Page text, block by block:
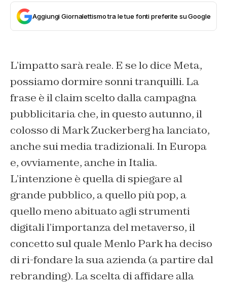
Aggiungi Giornalettismo tra le tue fonti preferite su Google
L’impatto sarà reale. E se lo dice Meta,
possiamo dormire sonni tranquilli. La
frase è il claim scelto dalla campagna
pubblicitaria che, in questo autunno, il
colosso di Mark Zuckerberg ha lanciato,
anche sui media tradizionali. In Europa
e, ovviamente, anche in Italia.
L’intenzione è quella di spiegare al
grande pubblico, a quello più pop, a
quello meno abituato agli strumenti
digitali l’importanza del metaverso, il
concetto sul quale Menlo Park ha deciso
di ri-fondare la sua azienda (a partire dal
rebranding). La scelta di affidare alla